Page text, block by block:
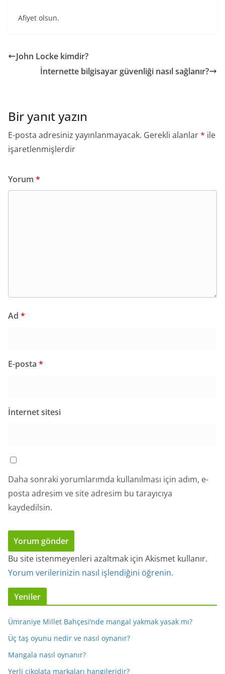
Afiyet olsun.
John Locke kimdir?
İnternette bilgisayar güvenliği nasıl sağlanır?
Bir yanıt yazın
E-posta adresiniz yayınlanmayacak. Gerekli alanlar* ile
işaretlenmişlerdir
Yorum *
Ad *
E-posta *
İnternet sitesi
Daha sonraki yorumlarımda kullanılması için adım, e-
posta adresim ve site adresim bu tarayıcıya
kaydedilsin.
Bu site istenmeyenleri azaltmak için Akismet kullanır.
Yorum verilerinizin nasıl işlendiğini öğrenin.
Yeniler
Ümraniye Millet Bahçesi’nde mangal yakmak yasak mı?
Üç taş oyunu nedir ve nasıl oynanır?
Mangala nasıl oynanır?
Yerli çikolata markaları hangileridir?